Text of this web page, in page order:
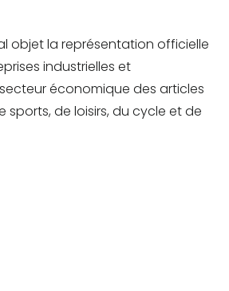
objet la représentation officielle
industrielles et
économique des articles
sports, de loisirs, du cycle et de